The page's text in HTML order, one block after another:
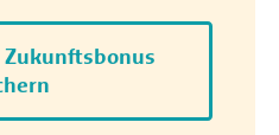
Zukunftsbonus